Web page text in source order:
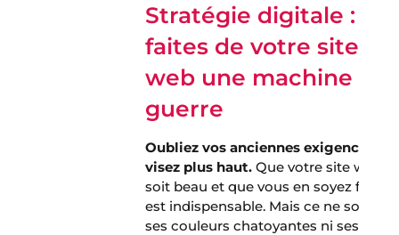
Stratégie digitale :
faites de votre site
web une machine de
guerre
Oubliez vos anciennes exigences,
visez plus haut. Que votre site web
soit beau et que vous en soyez fier
est indispensable. Mais ce ne sont ni
ses couleurs chatoyantes ni ses